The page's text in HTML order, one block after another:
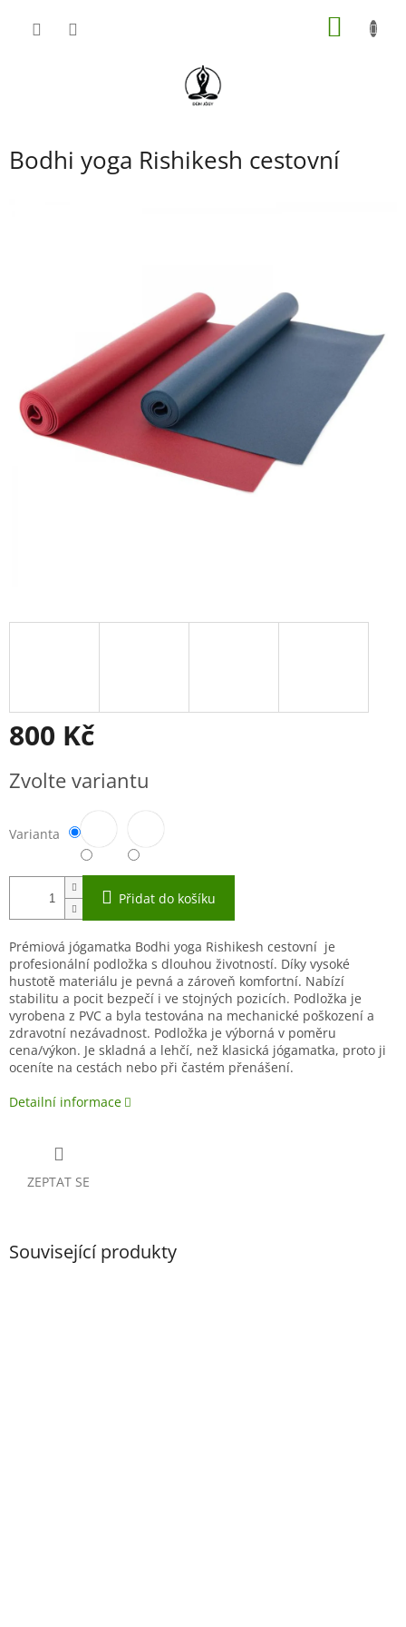
Bodhi yoga Rishikesh cestovní
800 Kč
cena:
Zvolte variantu
Varianta
Přidat do košíku
Prémiová jógamatka Bodhi yoga Rishikesh cestovní je
profesionální podložka s dlouhou životností. Díky vysoké
hustotě materiálu je pevná a zároveň komfortní. Nabízí
stabilitu a pocit bezpečí i ve stojných pozicích. Podložka je
vyrobena z PVC a byla testována na mechanické poškození a
zdravotní nezávadnost. Podložka je výborná v poměru
cena/výkon. Je skladná a lehčí, než klasická jógamatka, proto ji
oceníte na cestách nebo při častém přenášení.
Detailní informace
ZEPTAT SE
Související produkty